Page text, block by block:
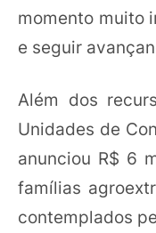
momento muito
e seguir
Além dos
Unidades de
anunciou R$ 6
famílias
contemplados